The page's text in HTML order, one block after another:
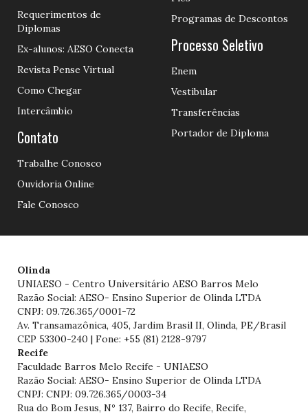
Requerimentos de
Diplomas
Ex-alunos: AESO Conecta
Revista Pense Virtual
Como Chegar
Intercâmbio
Contato
Trabalhe Conosco
Ouvidoria Online
Fale Conosco
Programas de Descontos
Processo Seletivo
Enem
Vestibular
Transferências
Portador de Diploma
Olinda
UNIAESO - Centro Universitário AESO Barros Melo
Razão Social: AESO- Ensino Superior de Olinda LTDA
CNPJ: 09.726.365/0001-72
Av. Transamazônica, 405, Jardim Brasil II, Olinda, PE/Brasil
CEP 53300-240 | Fone: +55 (81) 2128-9797
Recife
Faculdade Barros Melo Recife - UNIAESO
Razão Social: AESO- Ensino Superior de Olinda LTDA
CNPJ: CNPJ: 09.726.365/0003-34
Rua do Bom Jesus, Nº 137, Bairro do Recife, Recife,